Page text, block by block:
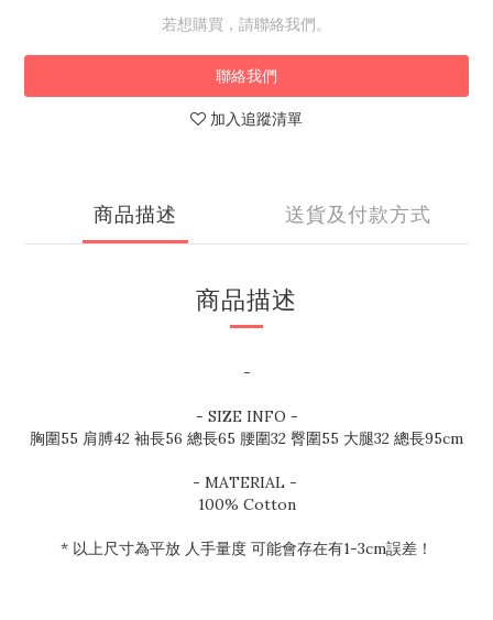
若想購買，請聯絡我們。
聯絡我們
加入追蹤清單
商品描述 送貨及付款方式
商品描述
-
- SIZE INFO -
胸圍55 肩膊42 袖長56 總長65 腰圍32 臀圍55 大腿32 總長95cm
- MATERIAL -
100% Cotton
* 以上尺寸為平放 人手量度 可能會存在有1-3cm誤差！